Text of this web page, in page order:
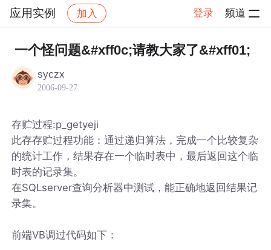
应用实例 加入 登录 频道
社区 应用实例 帖子详情
一个怪问题&#xff0c;请教大家了&#xff01;
syczx
2006-09-27
存贮过程:p_getyeji
此存存贮过程功能：通过递归算法，完成一个比较复杂
的统计工作，结果存在一个临时表中，最后返回这个临
时表的记录集。
在SQLserver查询分析器中测试，能正确地返回结果记
录集。
前端VB调过代码如下：